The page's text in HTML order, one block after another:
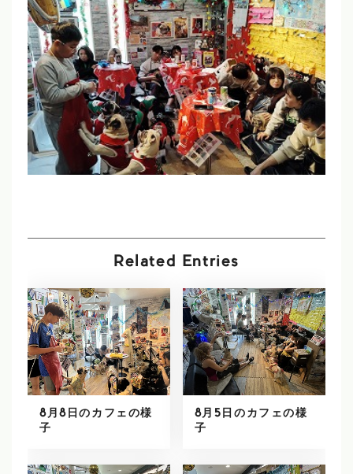
Related Entries
8月8日のカフェの様
子
8月5日のカフェの様
子